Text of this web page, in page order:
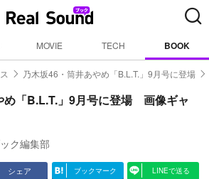
MOVIE TECH BOOK
乃木坂46・筒井あやめ「B.L.T.」9月号に登場
め「B.L.T.」9月号に登場 画像ギャ
ク編集部
シェア ブックマーク LINEで送る